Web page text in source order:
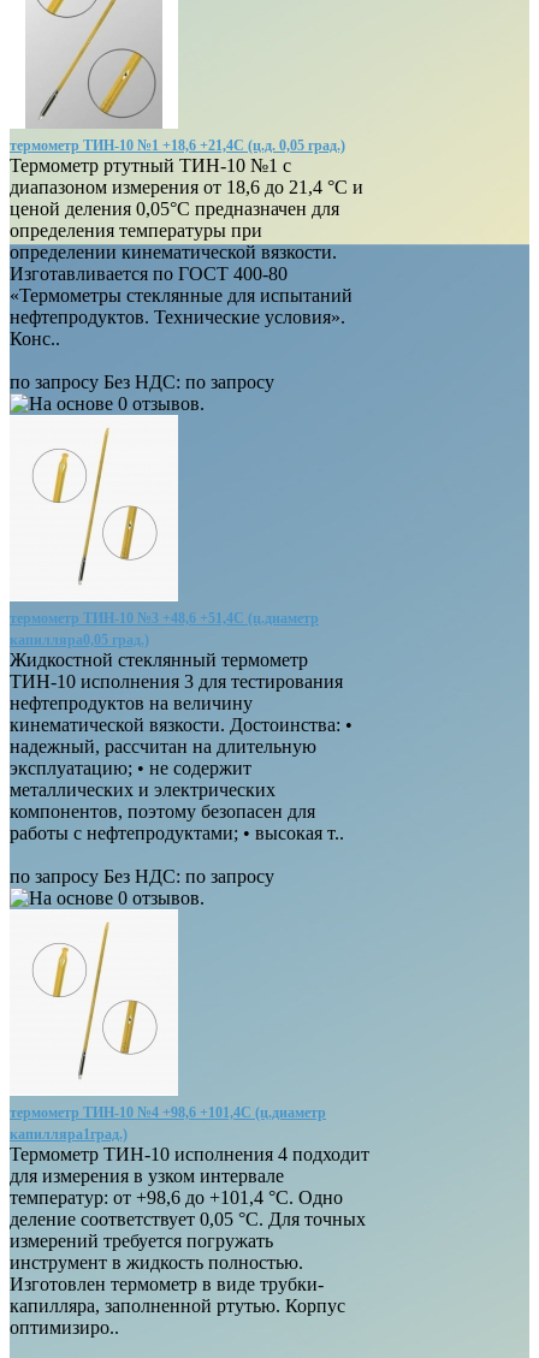
термометр ТИН-10 №1 +18,6 +21,4С (ц.д. 0,05 град.)
Термометр ртутный ТИН-10 №1 с
диапазоном измерения от 18,6 до 21,4 °С и
ценой деления 0,05°С предназначен для
определения температуры при
определении кинематической вязкости.
Изготавливается по ГОСТ 400-80
«Термометры стеклянные для испытаний
нефтепродуктов. Технические условия».
Конс..
по запросу Без НДС: по запросу
термометр ТИН-10 №3 +48,6 +51,4С (ц.диаметр
капилляра0,05 град.)
Жидкостной стеклянный термометр
ТИН-10 исполнения 3 для тестирования
нефтепродуктов на величину
кинематической вязкости. Достоинства: •
надежный, рассчитан на длительную
эксплуатацию; • не содержит
металлических и электрических
компонентов, поэтому безопасен для
работы с нефтепродуктами; • высокая т..
по запросу Без НДС: по запросу
термометр ТИН-10 №4 +98,6 +101,4С (ц.диаметр
капилляра1град.)
Термометр ТИН-10 исполнения 4 подходит
для измерения в узком интервале
температур: от +98,6 до +101,4 °С. Одно
деление соответствует 0,05 °С. Для точных
измерений требуется погружать
инструмент в жидкость полностью.
Изготовлен термометр в виде трубки-
капилляра, заполненной ртутью. Корпус
оптимизиро..